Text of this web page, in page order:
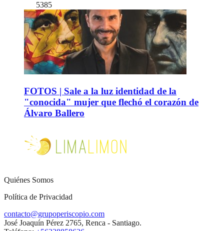
5385
FOTOS | Sale a la luz identidad de la
"conocida" mujer que flechó el corazón de
Álvaro Ballero
Quiénes Somos
Política de Privacidad
contacto@grupoperiscopio.com
José Joaquín Pérez 2765, Renca - Santiago.